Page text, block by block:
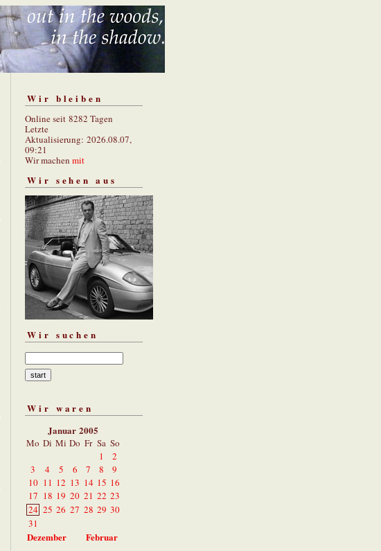
Wir bleiben
Online seit 8282 Tagen
Letzte
Aktualisierung: 2026.08.07,
09:21
Wir machen mit
Wir sehen aus
Wir suchen
Wir waren
Januar 2005
Mo Di Mi Do Fr Sa So
1
2
3
4 5 6 7 8
9
10 11 12 13 14 15 16
17 18 19 20 21 22 23
24 25 26 27 28 29 30
31
Dezember
Februar